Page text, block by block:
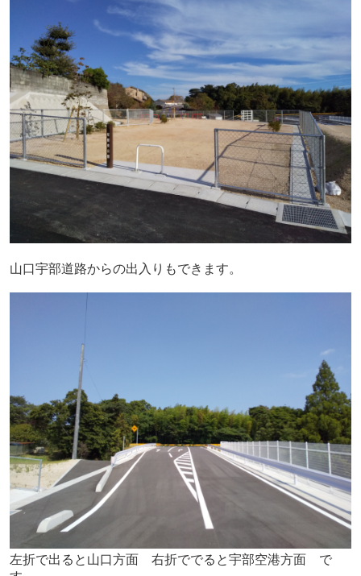
山口宇部道路からの出入りもできます。
左折で出ると山口方面 右折ででると宇部空港方面 で